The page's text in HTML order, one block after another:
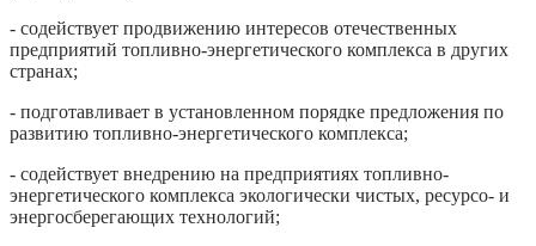
- содействует продвижению интересов отечественных
предприятий топливно-энергетического комплекса в других
странах;
- подготавливает в установленном порядке предложения по
развитию топливно-энергетического комплекса;
- содействует внедрению на предприятиях топливно-
энергетического комплекса экологически чистых, ресурсо- и
энергосберегающих технологий;